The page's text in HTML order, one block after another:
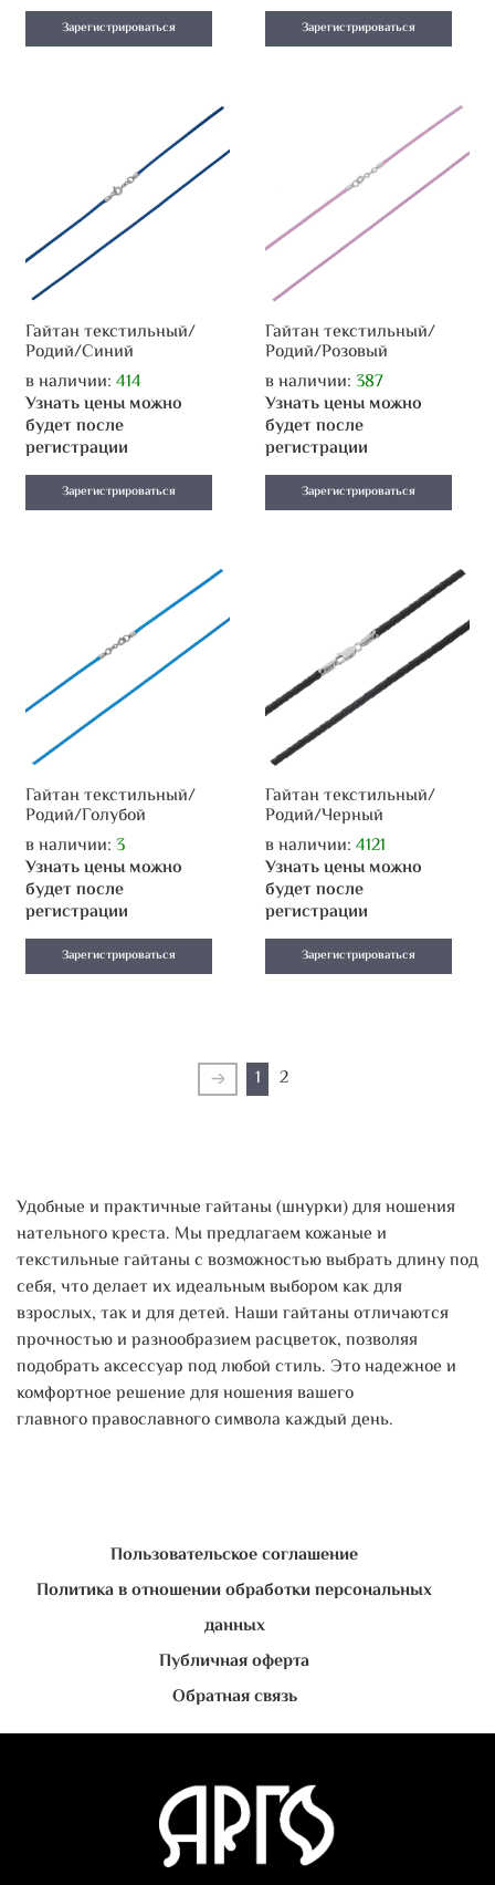
Зарегистрироваться Зарегистрироваться
Гайтан текстильный/
Родий/Синий
в наличии: 414
Узнать цены можно
будет после
регистрации
Зарегистрироваться
Гайтан текстильный/
Родий/Розовый
в наличии: 387
Узнать цены можно
будет после
регистрации
Зарегистрироваться
Гайтан текстильный/
Родий/Голубой
в наличии: 3
Узнать цены можно
будет после
регистрации
Зарегистрироваться
Гайтан текстильный/
Родий/Черный
в наличии: 4121
Узнать цены можно
будет после
регистрации
Зарегистрироваться
1 2
Удобные и практичные гайтаны (шнурки) для ношения
нательного креста. Мы предлагаем кожаные и
текстильные гайтаны с возможностью выбрать длину под
себя, что делает их идеальным выбором как для
взрослых, так и для детей. Наши гайтаны отличаются
прочностью и разнообразием расцветок, позволяя
подобрать аксессуар под любой стиль. Это надежное и
комфортное решение для ношения вашего
главного православного символа каждый день.
Пользовательское соглашение
Политика в отношении обработки персональных
данных
Публичная оферта
Обратная связь